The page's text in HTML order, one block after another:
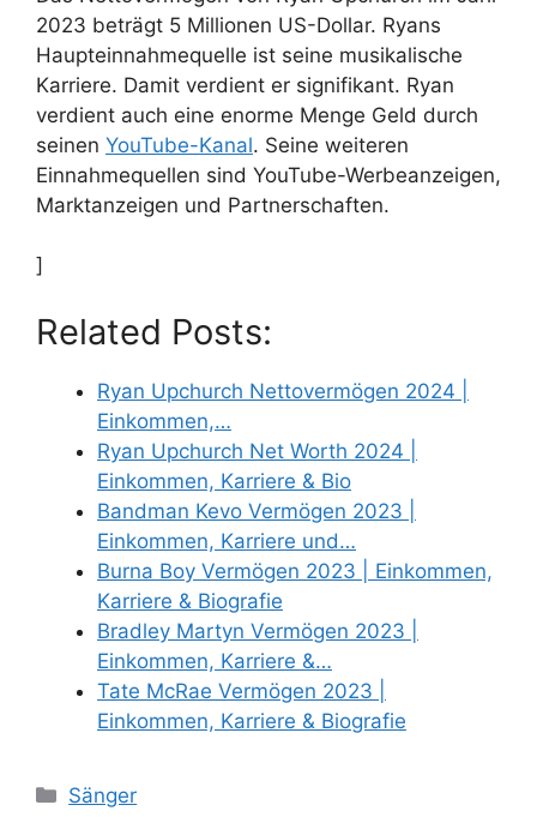
2023 beträgt 5 Millionen US-Dollar. Ryans
Haupteinnahmequelle ist seine musikalische
Karriere. Damit verdient er signifikant. Ryan
verdient auch eine enorme Menge Geld durch
seinen YouTube-Kanal. Seine weiteren
Einnahmequellen sind YouTube-Werbeanzeigen,
Marktanzeigen und Partnerschaften.
]
Related Posts:
Ryan Upchurch Nettovermögen 2024 |
Einkommen,…
Ryan Upchurch Net Worth 2024 |
Einkommen, Karriere & Bio
Bandman Kevo Vermögen 2023 |
Einkommen, Karriere und…
Burna Boy Vermögen 2023 | Einkommen,
Karriere & Biografie
Bradley Martyn Vermögen 2023 |
Einkommen, Karriere &…
Tate McRae Vermögen 2023 |
Einkommen, Karriere & Biografie
Categories
Sänger